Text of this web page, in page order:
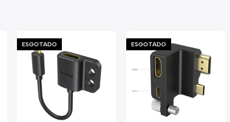
ESGOTADO ESGOTADO